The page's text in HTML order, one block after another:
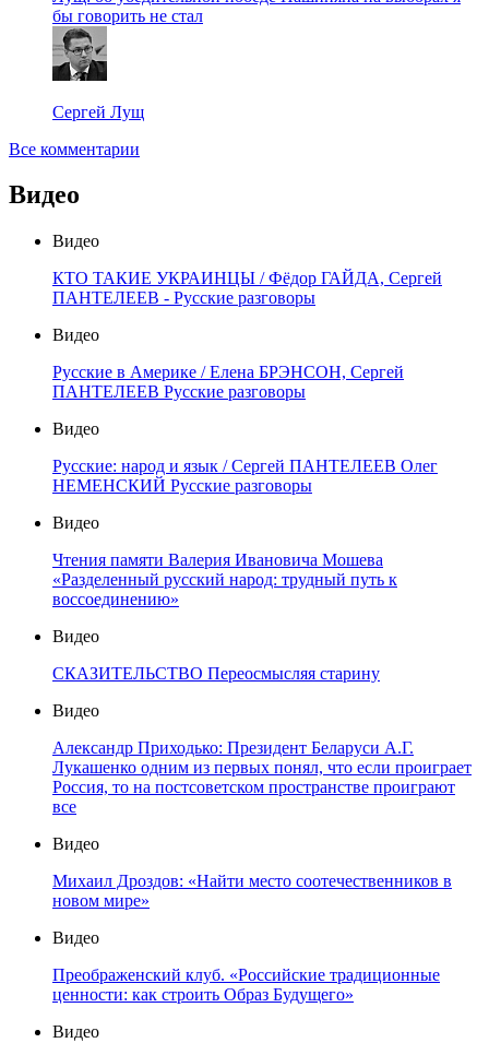
бы говорить не стал
Сергей Лущ
Все комментарии
Видео
Видео
КТО ТАКИЕ УКРАИНЦЫ / Фёдор ГАЙДА, Сергей
ПАНТЕЛЕЕВ - Русские разговоры
Видео
Русские в Америке / Елена БРЭНСОН, Сергей
ПАНТЕЛЕЕВ Русские разговоры
Видео
Русские: народ и язык / Сергей ПАНТЕЛЕЕВ Олег
НЕМЕНСКИЙ Русские разговоры
Видео
Чтения памяти Валерия Ивановича Мошева
«Разделенный русский народ: трудный путь к
воссоединению»
Видео
СКАЗИТЕЛЬСТВО Переосмысляя старину
Видео
Александр Приходько: Президент Беларуси А.Г.
Лукашенко одним из первых понял, что если проиграет
Россия, то на постсоветском пространстве проиграют
все
Видео
Михаил Дроздов: «Найти место соотечественников в
новом мире»
Видео
Преображенский клуб. «Российские традиционные
ценности: как строить Образ Будущего»
Видео